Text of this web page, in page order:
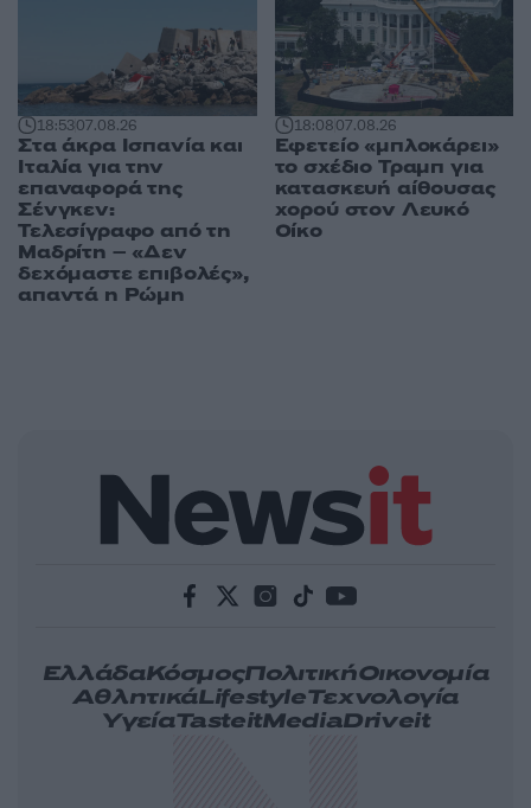
18:5307.08.26
Στα άκρα Ισπανία και
Ιταλία για την
επαναφορά της
Σένγκεν:
Τελεσίγραφο από τη
Μαδρίτη – «Δεν
δεχόμαστε επιβολές»,
απαντά η Ρώμη
18:0807.08.26
Εφετείο «μπλοκάρει»
το σχέδιο Τραμπ για
κατασκευή αίθουσας
χορού στον Λευκό
Οίκο
ΕλλάδαΚόσμοςΠολιτικήΟικονομία
ΑθλητικάLifestyleΤεχνολογία
ΥγείαTasteitMediaDriveit